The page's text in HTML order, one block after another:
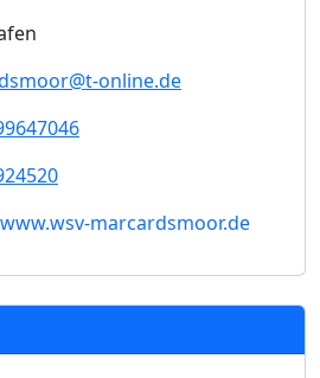
online.de
marcardsmoor.de